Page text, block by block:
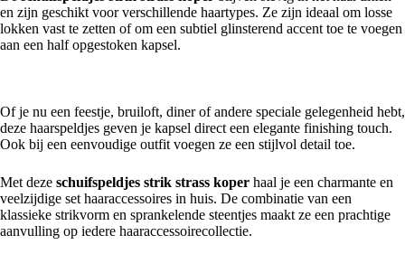
en zijn geschikt voor verschillende haartypes. Ze zijn ideaal om losse
lokken vast te zetten of om een subtiel glinsterend accent toe te voegen
aan een half opgestoken kapsel.
Of je nu een feestje, bruiloft, diner of andere speciale gelegenheid hebt,
deze haarspeldjes geven je kapsel direct een elegante finishing touch.
Ook bij een eenvoudige outfit voegen ze een stijlvol detail toe.
Met deze schuifspeldjes strik strass koper haal je een charmante en
veelzijdige set haaraccessoires in huis. De combinatie van een
klassieke strikvorm en sprankelende steentjes maakt ze een prachtige
aanvulling op iedere haaraccessoirecollectie.